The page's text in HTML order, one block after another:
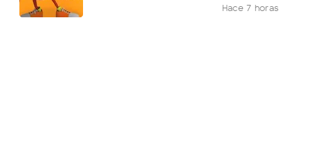
Hace 7 horas